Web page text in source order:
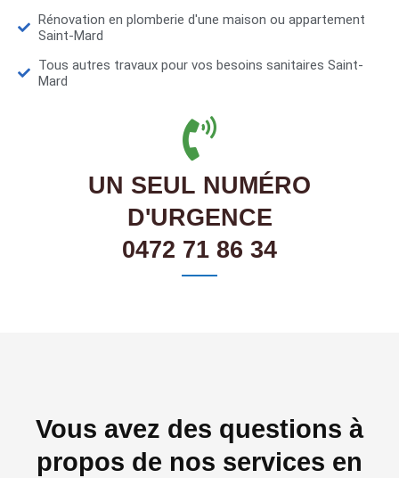
Rénovation en plomberie d'une maison ou appartement
Saint-Mard
Tous autres travaux pour vos besoins sanitaires Saint-
Mard
UN SEUL NUMÉRO
D'URGENCE
0472 71 86 34
Vous avez des questions à
propos de nos services en